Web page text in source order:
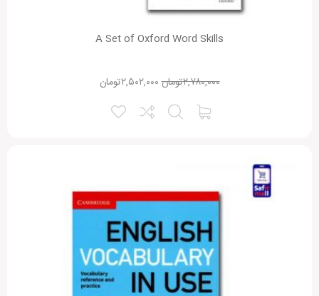
A Set of Oxford Word Skills
تومان۲,۷۸۰,۰۰۰ تومان۲,۵۰۲,۰۰۰